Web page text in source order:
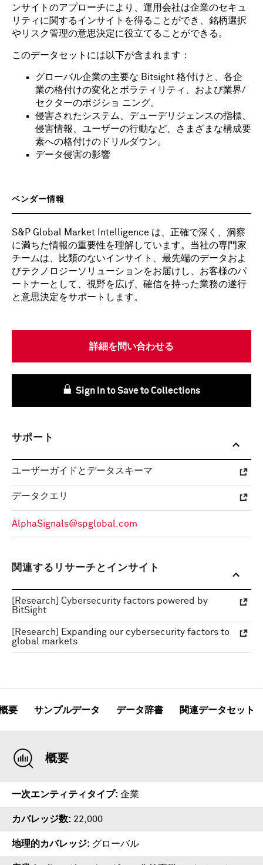
ンサイトのアプローチにより、運用会社は企業のセキュ
リティに関するインサイトを得ることができ、銘柄選択
やリスク管理の意思決定に役立てることができる。
このデータセットには以下が含まれます：
グローバル企業の主要な Bitsight 格付けと、各企
業の格付けの変化とボラティリティ、および業界/
セクターのポジショ ニング。
侵害されたシステム、デューデリジェンスの指標、
侵害情報、ユーザーの行動など、さまざまな構成要
素への格付けのドリルダウン。
データ侵害の影響
ベンダー情報
S&P Global Market Intelligence は、正確で深く、洞察
に満ちた情報の重要性を理解しています。当社の専門家
チームは、比類のないインサイト、最先端のデータおよ
びテクノロジーソリューションをお届けし、お客様のパ
ートナーとして、視野を広げ、確信を持った業務の遂行
と意思決定をサポートします。
詳細を問い合わせる
Sign In to Save to Collections
サポート
ユーザーガイドとデータスキーマ
データクエリ
AlphaSignals@spglobal.com
関連するリサーチとインサイト
[Research] Cybersecurity factors powered by
BitSight
[Research] Expanding our cybersecurity factors to
global markets
要 サンプルデータ データ辞書 関連データセット
概要
一次エンティティタイプ 企業
カバレッジ数 22,000
地理的カバレッジ グローバル